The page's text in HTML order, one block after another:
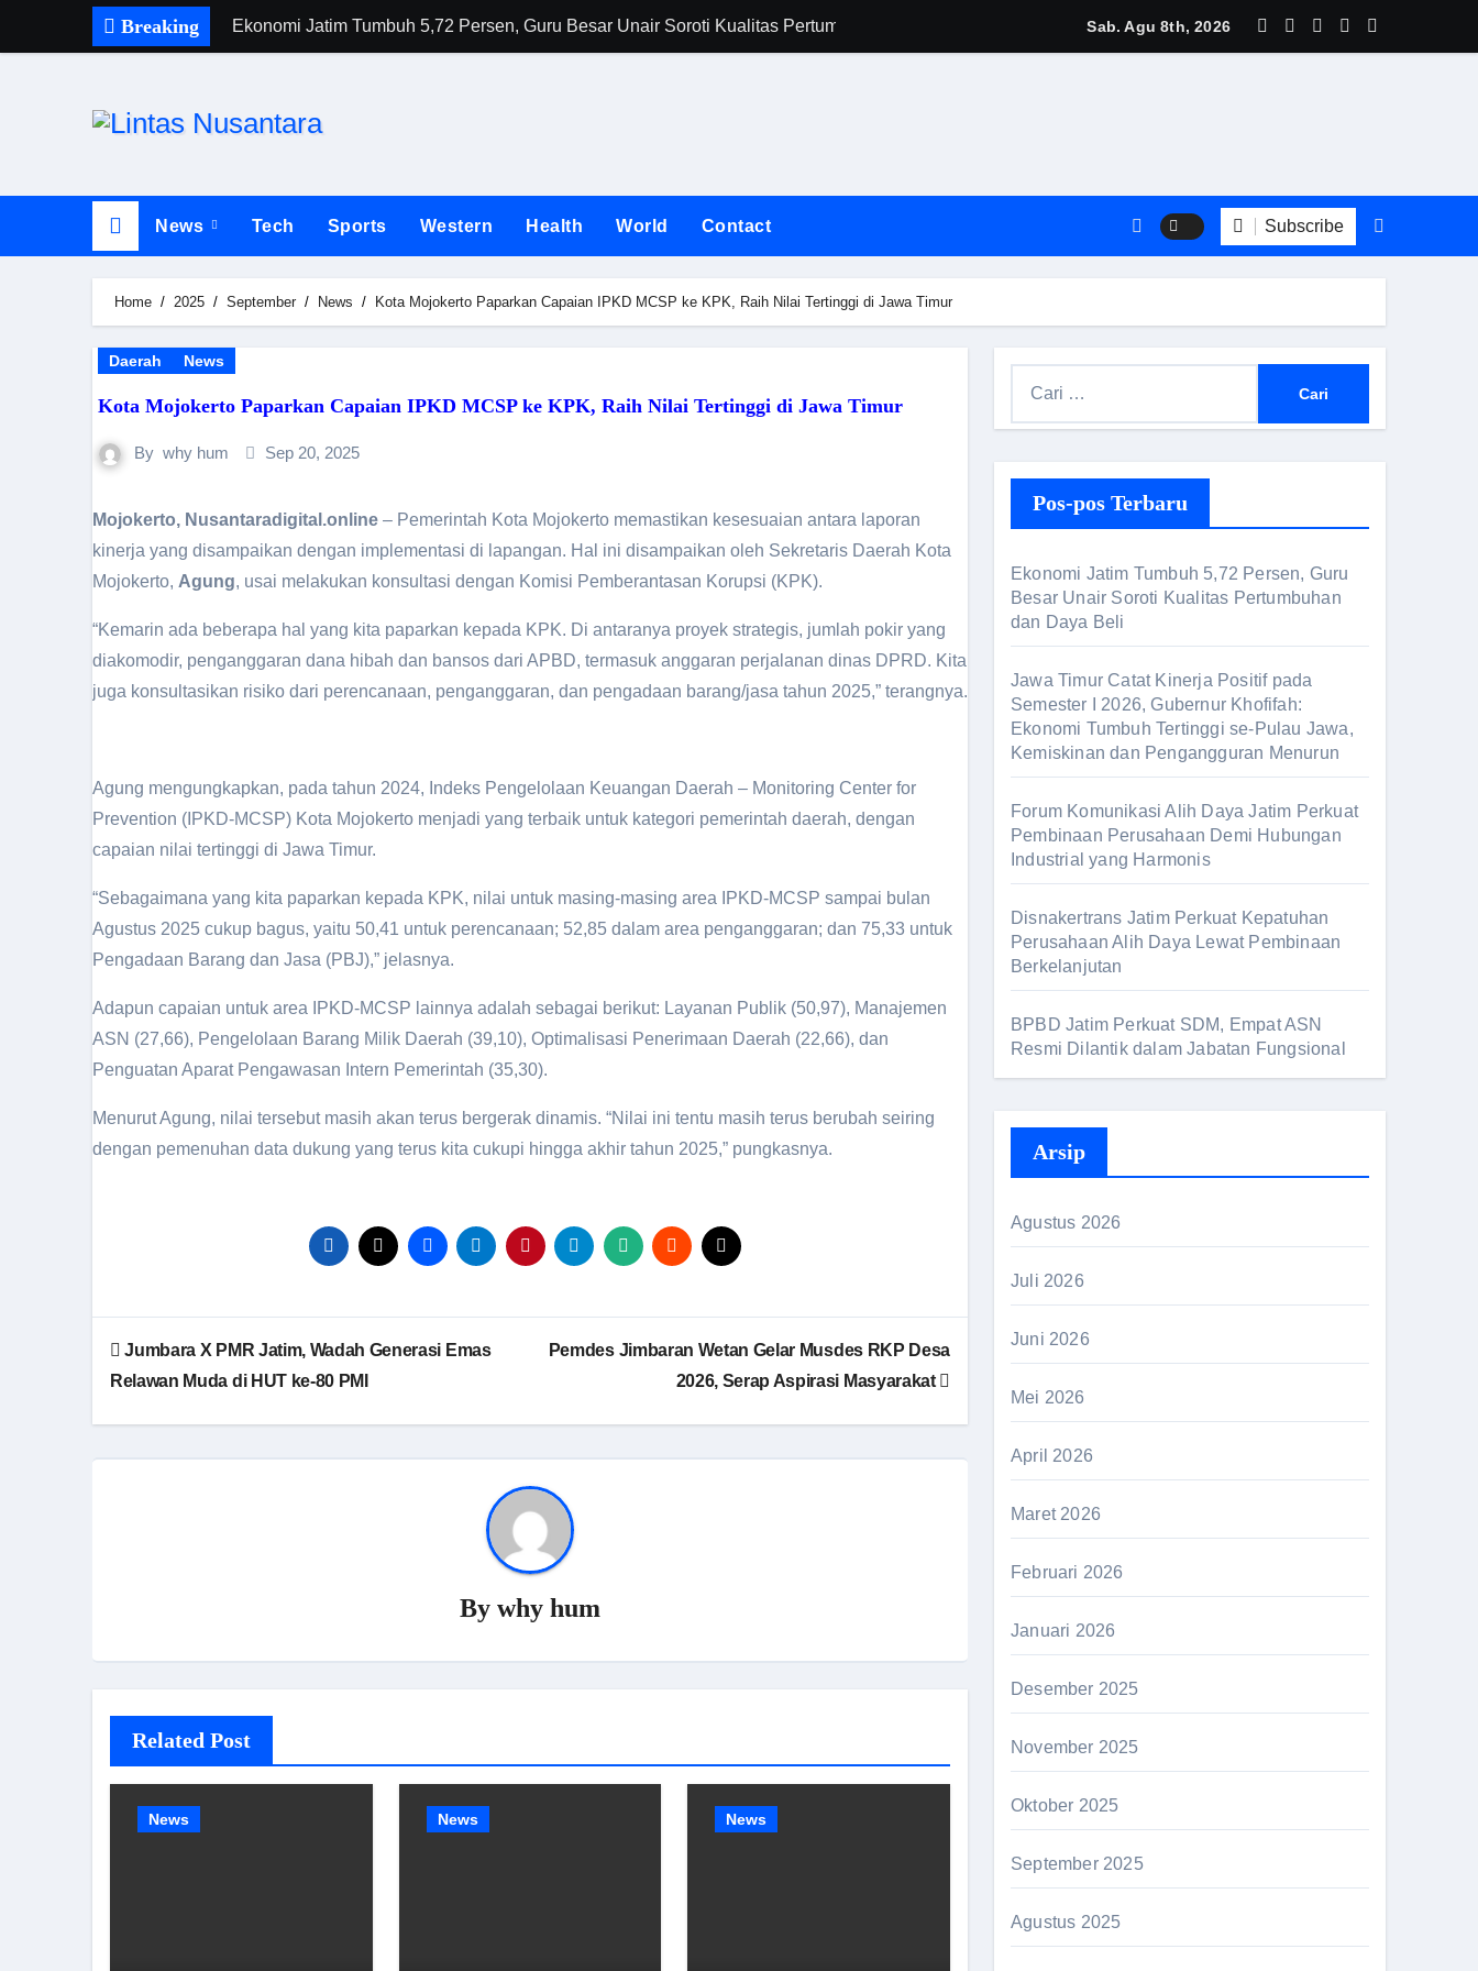
Breaking Ekonomi Jatim Tumbuh 5,72 Persen, Guru Besar Unair Soroti Kualitas Pertumbuhan dan Daya BeliJawa Timur Catat Kinerja Positif pada Semester I 2026, Gubernur Khofifah:
Sab. Agu 8th, 2026
News Tech Sports Western Health World Contact Subscribe
Home 2025 September News Kota Mojokerto Paparkan Capaian IPKD MCSP ke KPK, Raih Nilai Tertinggi di Jawa Timur
Daerah News
Kota Mojokerto Paparkan Capaian IPKD MCSP ke KPK, Raih Nilai Tertinggi di Jawa Timur
By why hum Sep 20, 2025
Mojokerto, Nusantaradigital.online – Pemerintah Kota Mojokerto memastikan kesesuaian antara laporan
kinerja yang disampaikan dengan implementasi di lapangan. Hal ini disampaikan oleh Sekretaris Daerah Kota
Mojokerto, Agung, usai melakukan konsultasi dengan Komisi Pemberantasan Korupsi (KPK).
“Kemarin ada beberapa hal yang kita paparkan kepada KPK. Di antaranya proyek strategis, jumlah pokir yang
diakomodir, penganggaran dana hibah dan bansos dari APBD, termasuk anggaran perjalanan dinas DPRD. Kita
juga konsultasikan risiko dari perencanaan, penganggaran, dan pengadaan barang/jasa tahun 2025,” terangnya.
Agung mengungkapkan, pada tahun 2024, Indeks Pengelolaan Keuangan Daerah – Monitoring Center for
Prevention (IPKD-MCSP) Kota Mojokerto menjadi yang terbaik untuk kategori pemerintah daerah, dengan
capaian nilai tertinggi di Jawa Timur.
“Sebagaimana yang kita paparkan kepada KPK, nilai untuk masing-masing area IPKD-MCSP sampai bulan
Agustus 2025 cukup bagus, yaitu 50,41 untuk perencanaan; 52,85 dalam area penganggaran; dan 75,33 untuk
Pengadaan Barang dan Jasa (PBJ),” jelasnya.
Adapun capaian untuk area IPKD-MCSP lainnya adalah sebagai berikut: Layanan Publik (50,97), Manajemen
ASN (27,66), Pengelolaan Barang Milik Daerah (39,10), Optimalisasi Penerimaan Daerah (22,66), dan
Penguatan Aparat Pengawasan Intern Pemerintah (35,30).
Menurut Agung, nilai tersebut masih akan terus bergerak dinamis. “Nilai ini tentu masih terus berubah seiring
dengan pemenuhan data dukung yang terus kita cukupi hingga akhir tahun 2025,” pungkasnya.
Jumbara X PMR Jatim, Wadah Generasi Emas
Relawan Muda di HUT ke-80 PMI
Pemdes Jimbaran Wetan Gelar Musdes RKP Desa
2026, Serap Aspirasi Masyarakat
By why hum
Related Post
News News News
Pos-pos Terbaru
Ekonomi Jatim Tumbuh 5,72 Persen, Guru
Besar Unair Soroti Kualitas Pertumbuhan
dan Daya Beli
Jawa Timur Catat Kinerja Positif pada
Semester I 2026, Gubernur Khofifah:
Ekonomi Tumbuh Tertinggi se-Pulau Jawa,
Kemiskinan dan Pengangguran Menurun
Forum Komunikasi Alih Daya Jatim Perkuat
Pembinaan Perusahaan Demi Hubungan
Industrial yang Harmonis
Disnakertrans Jatim Perkuat Kepatuhan
Perusahaan Alih Daya Lewat Pembinaan
Berkelanjutan
BPBD Jatim Perkuat SDM, Empat ASN
Resmi Dilantik dalam Jabatan Fungsional
Arsip
Agustus 2026
Juli 2026
Juni 2026
Mei 2026
April 2026
Maret 2026
Februari 2026
Januari 2026
Desember 2025
November 2025
Oktober 2025
September 2025
Agustus 2025